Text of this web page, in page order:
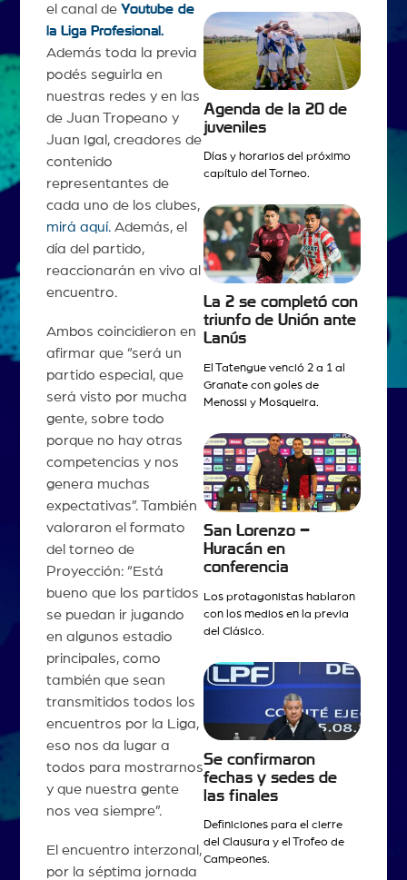
el canal de Youtube de
la Liga Profesional.
Además toda la previa
podés seguirla en
nuestras redes y en las
de Juan Tropeano y
Juan Igal, creadores de
contenido
representantes de
cada uno de los clubes,
mirá aquí.Además, el
día del partido,
reaccionarán en vivo al
encuentro.
Ambos coincidieron en
afirmar que “será un
partido especial, que
será visto por mucha
gente, sobre todo
porque no hay otras
competencias y nos
genera muchas
expectativas”. También
valoraron el formato
del torneo de
Proyección: “Está
bueno que los partidos
se puedan ir jugando
en algunos estadio
principales, como
también que sean
transmitidos todos los
encuentros por la Liga,
eso nos da lugar a
todos para mostrarnos
y que nuestra gente
nos vea siempre”.
El encuentro interzonal,
por la séptima jornada
Agenda de la 20 de
juveniles
Días y horarios del próximo
capítulo del Torneo.
La 2 se completó con
triunfo de Unión ante
Lanús
El Tatengue venció 2 a 1 al
Granate con goles de
Menossi y Mosqueira.
San Lorenzo –
Huracán en
conferencia
Los protagonistas hablaron
con los medios en la previa
del Clásico.
Se confirmaron
fechas y sedes de
las finales
Definiciones para el cierre
del Clausura y el Trofeo de
Campeones.